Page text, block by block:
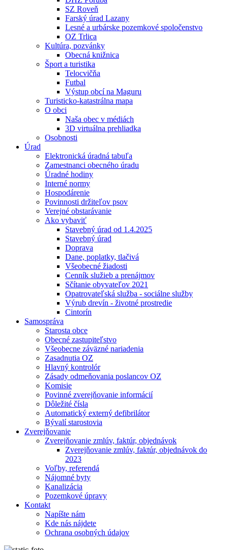
SZ Roveň
Farský úrad Lazany
Lesné a urbárske pozemkové spoločenstvo
OZ Trlica
Kultúra, pozvánky
Obecná knižnica
Šport a turistika
Telocvičňa
Futbal
Výstup obcí na Maguru
Turisticko-katastrálna mapa
O obci
Naša obec v médiách
3D virtuálna prehliadka
Osobnosti
Úrad
Elektronická úradná tabuľa
Zamestnanci obecného úradu
Úradné hodiny
Interné normy
Hospodárenie
Povinnosti držiteľov psov
Verejné obstarávanie
Ako vybaviť
Stavebný úrad od 1.4.2025
Stavebný úrad
Doprava
Dane, poplatky, tlačivá
Všeobecné žiadosti
Cenník služieb a prenájmov
Sčítanie obyvateľov 2021
Opatrovateľská služba - sociálne služby
Výrub drevín - životné prostredie
Cintorín
Samospráva
Starosta obce
Obecné zastupiteľstvo
Všeobecne záväzné nariadenia
Zasadnutia OZ
Hlavný kontrolór
Zásady odmeňovania poslancov OZ
Komisie
Povinné zverejňovanie informácií
Dôležité čísla
Automatický externý defibrilátor
Bývalí starostovia
Zverejňovanie
Zverejňovanie zmlúv, faktúr, objednávok
Zverejňovanie zmlúv, faktúr, objednávok do
2023
Voľby, referendá
Nájomné byty
Kanalizácia
Pozemkové úpravy
Kontakt
Napíšte nám
Kde nás nájdete
Ochrana osobných údajov